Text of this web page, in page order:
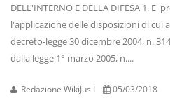
DELL'INTERNO E DELLA DIFESA 1. E'
l'applicazione delle disposizioni di cui
decreto-legge 30 dicembre 2004, n.
dalla legge 1° marzo 2005, n....
Redazione WikiJus I 05/03/2018